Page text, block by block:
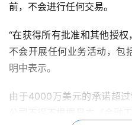
前，不会进行任何交易。
“在获得所有批准和其他授权
不会开展任何业务活动，包
明中表示。
由于4000万美元的承诺超